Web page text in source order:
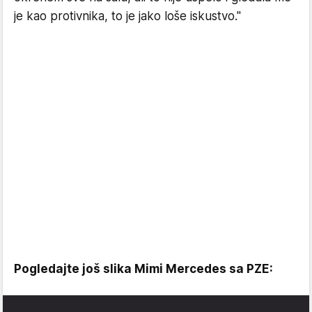
je kao protivnika, to je jako loše iskustvo."
Pogledajte još slika Mimi Mercedes sa PZE: